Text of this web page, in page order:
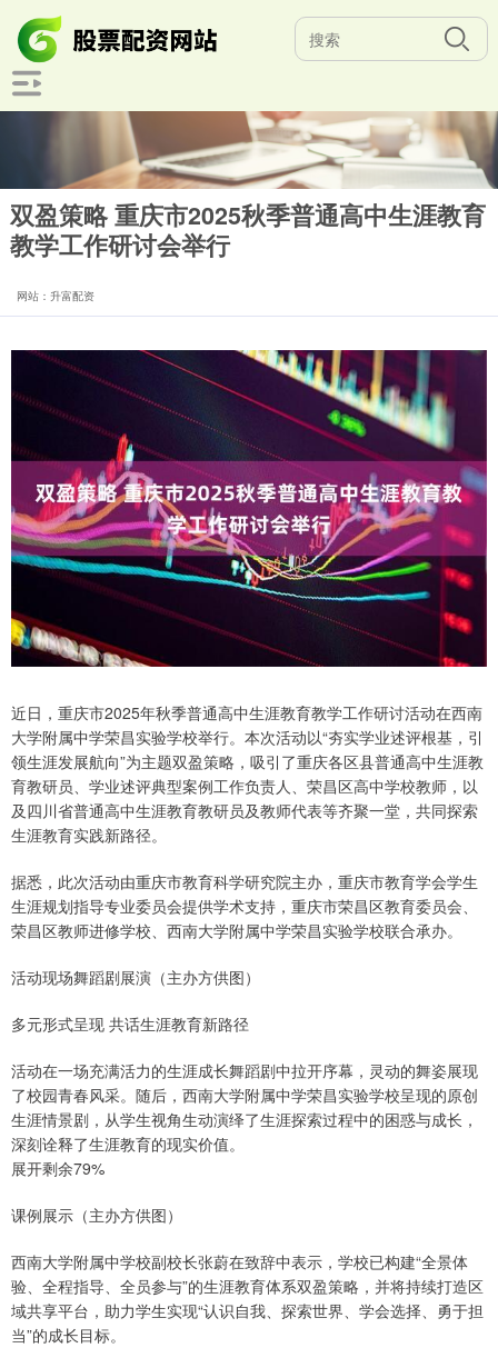
双盈策略 重庆市2025秋季普通高中生涯教育
教学工作研讨会举行
网站：升富配资
近日，重庆市2025年秋季普通高中生涯教育教学工作研讨活动在西南
大学附属中学荣昌实验学校举行。本次活动以“夯实学业述评根基，引
领生涯发展航向”为主题双盈策略，吸引了重庆各区县普通高中生涯教
育教研员、学业述评典型案例工作负责人、荣昌区高中学校教师，以
及四川省普通高中生涯教育教研员及教师代表等齐聚一堂，共同探索
生涯教育实践新路径。
据悉，此次活动由重庆市教育科学研究院主办，重庆市教育学会学生
生涯规划指导专业委员会提供学术支持，重庆市荣昌区教育委员会、
荣昌区教师进修学校、西南大学附属中学荣昌实验学校联合承办。
活动现场舞蹈剧展演（主办方供图）
多元形式呈现 共话生涯教育新路径
活动在一场充满活力的生涯成长舞蹈剧中拉开序幕，灵动的舞姿展现
了校园青春风采。随后，西南大学附属中学荣昌实验学校呈现的原创
生涯情景剧，从学生视角生动演绎了生涯探索过程中的困惑与成长，
深刻诠释了生涯教育的现实价值。
展开剩余79%
课例展示（主办方供图）
西南大学附属中学校副校长张蔚在致辞中表示，学校已构建“全景体
验、全程指导、全员参与”的生涯教育体系双盈策略，并将持续打造区
域共享平台，助力学生实现“认识自我、探索世界、学会选择、勇于担
当”的成长目标。